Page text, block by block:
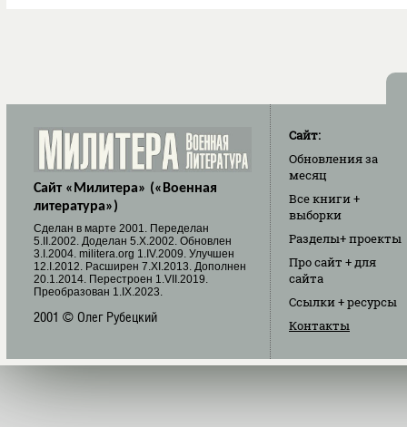
Сайт «Милитера» («Военная
литература»)
Cделан в марте 2001. Переделан
5.II.2002. Доделан 5.X.2002. Обновлен
3.I.2004. militera.org 1.IV.2009. Улучшен
12.I.2012. Расширен 7.XI.2013. Дополнен
20.1.2014. Перестроен 1.VII.2019.
Преобразован 1.IX.2023.
2001 © Олег Рубецкий
Сайт:
Обновленияза
месяц
Все книги+
выборки
Разделы+ проекты
Про сайт + для
сайта
Ссылки+ ресурсы
Контакты